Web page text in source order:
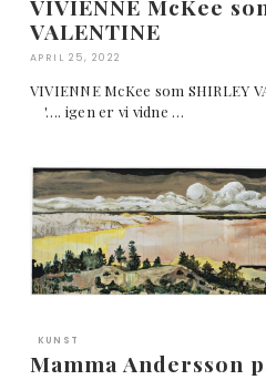
VIVIENNE McKee
VALENTINE
APRIL 25, 2022
VIVIENNE McKee som
'…. igen er vi vidne …
KUNST
Mamma Andersson